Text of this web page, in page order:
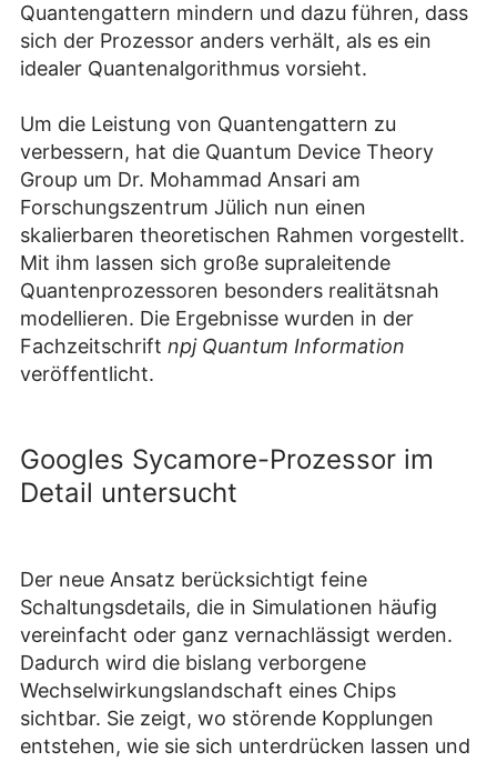
Quantengattern mindern und dazu führen, dass
sich der Prozessor anders verhält, als es ein
idealer Quantenalgorithmus vorsieht.
Um die Leistung von Quantengattern zu
verbessern, hat die Quantum Device Theory
Group um Dr. Mohammad Ansari am
Forschungszentrum Jülich nun einen
skalierbaren theoretischen Rahmen vorgestellt.
Mit ihm lassen sich große supraleitende
Quantenprozessoren besonders realitätsnah
modellieren. Die Ergebnisse wurden in der
Fachzeitschrift npj Quantum Information
veröffentlicht.
Googles Sycamore-Prozessor im
Detail untersucht
Der neue Ansatz berücksichtigt feine
Schaltungsdetails, die in Simulationen häufig
vereinfacht oder ganz vernachlässigt werden.
Dadurch wird die bislang verborgene
Wechselwirkungslandschaft eines Chips
sichtbar. Sie zeigt, wo störende Kopplungen
entstehen, wie sie sich unterdrücken lassen und